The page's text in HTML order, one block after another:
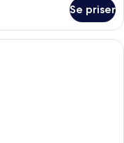
Se priser
hotelværelse med en